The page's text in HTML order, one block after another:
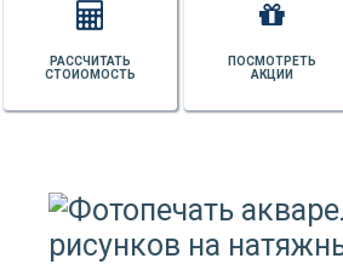
ПОСМОТРЕТЬ
АКЦИИ
РАССЧИТАТЬ
СТОИОМОСТЬ